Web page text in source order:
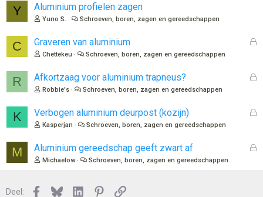
Y Aluminium profielen zagen
Yuno S. Schroeven, boren, zagen en gereedschappen
C
G
n
Graveren van aluminium
Chettekeu Schroeven, boren, zagen en gereedschappen
R
G
n
Afkortzaag voor aluminium trapneus?
Robbie's Schroeven, boren, zagen en gereedschappen
K
G
Verbogen aluminium deurpost (kozijn)
Kasperjan Schroeven, boren, zagen en gereedschappen
M
G
Aluminium gereedschap geeft zwart af
Michaelow Schroeven, boren, zagen en gereedschappen
Deel: Facebook
BlueskyLinkedInPinterest
Link